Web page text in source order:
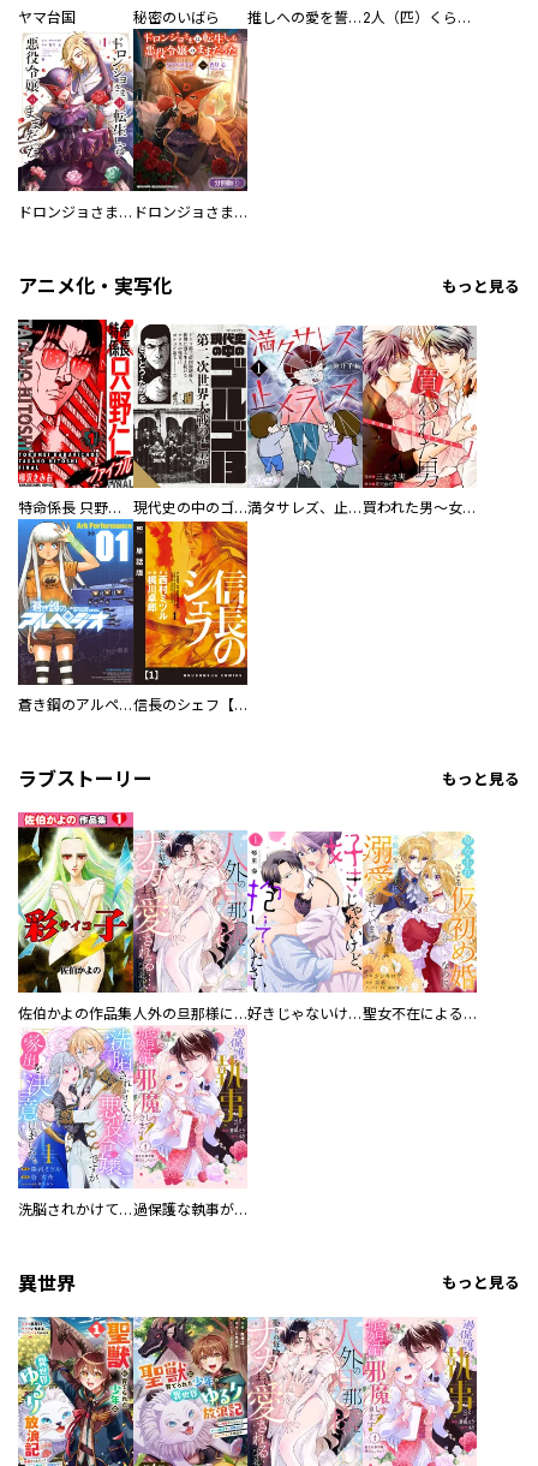
ヤマ台国 秘密のいばら 推しへの愛を誓いますか？～アラサー女子、推しは逃げぬが人生逃げる～ 2人（匹）くらし。
ドロンジョさまは転生しても悪役令嬢のままだった ドロンジョさまは転生しても悪役令嬢のままだった【分冊版】
アニメ化・実写化 もっと見る
特命係長 只野仁ファイナル 愛蔵版 現代史の中のゴルゴ13 満タサレズ、止メラレズ 買われた男～女性限定快感セラピスト～【描き下ろしおまけ付き特装版】
蒼き鋼のアルペジオ 信長のシェフ【単話版】
ラブストーリー もっと見る
佐伯かよの作品集 人外の旦那様に娶られ毎晩ナカまで愛される…。アンソロジー 好きじゃないけど、抱いてください【電子単行本版／特典おまけ付き】 聖女不在による仮初め婚なのに、不器用な王太子に溺愛されています【電子単行本版／特典おまけ付き】
洗脳されかけていた悪役令嬢ですが家出を決意しました。【電子単行本版／特典おまけ付き】 過保護な執事が私の婚活を邪魔してきます！ 分冊版
異世界 もっと見る